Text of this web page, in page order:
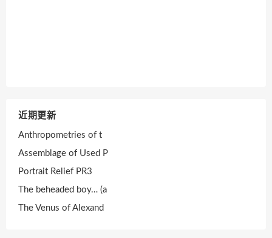
近期更新
Anthropometries of t
Assemblage of Used P
Portrait Relief PR3
The beheaded boy… (a
The Venus of Alexand